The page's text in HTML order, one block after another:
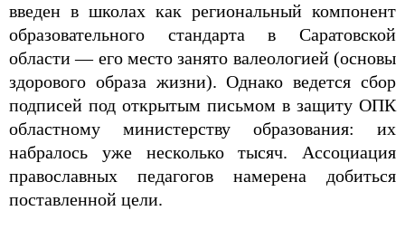
введен в школах как региональный компонент
образовательного стандарта в Саратовской
области — его место занято валеологией (основы
здорового образа жизни). Однако ведется сбор
подписей под открытым письмом в защиту ОПК
областному министерству образования: их
набралось уже несколько тысяч. Ассоциация
православных педагогов намерена добиться
поставленной цели.